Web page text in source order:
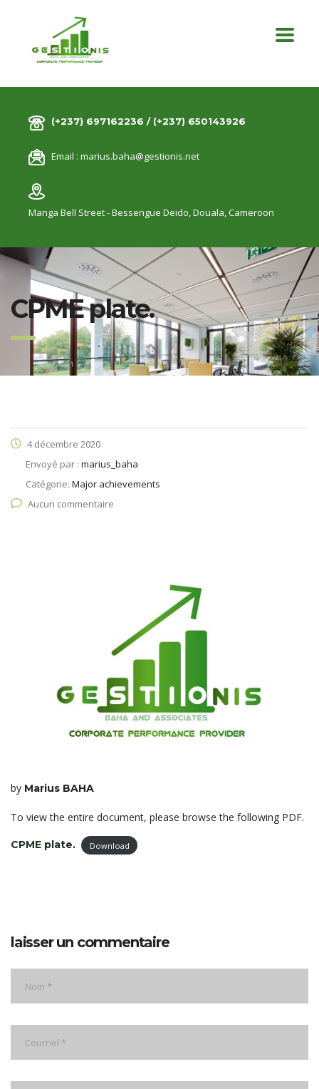
(+237) 697162236 / (+237) 650143926
Email : marius.baha@gestionis.net
Manga Bell Street - Bessengue Deido,Douala, Cameroon
CPME plate.
4 décembre 2020
Envoyé par : marius_baha
Catégorie: Major achievements
Aucun commentaire
by Marius BAHA
To view the entire document, please browse the following PDF.
CPME plate. Download
laisser un commentaire